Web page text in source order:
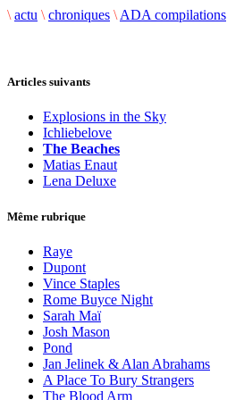
\ actu \ chroniques \ ADA compilations
Articles suivants
Explosions in the Sky
Ichliebelove
The Beaches
Matias Enaut
Lena Deluxe
Même rubrique
Raye
Dupont
Vince Staples
Rome Buyce Night
Sarah Maï
Josh Mason
Pond
Jan Jelinek & Alan Abrahams
A Place To Bury Strangers
The Blood Arm